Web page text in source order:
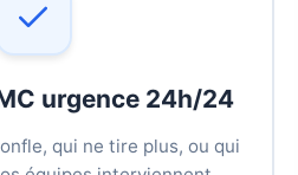
urgence 24h/24
qui ne tire plus, ou qui